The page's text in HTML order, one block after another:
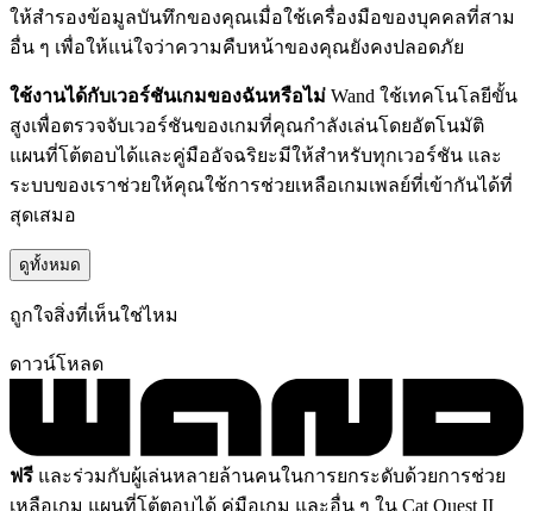
ให้สำรองข้อมูลบันทึกของคุณเมื่อใช้เครื่องมือของบุคคลที่สาม
อื่น ๆ เพื่อให้แน่ใจว่าความคืบหน้าของคุณยังคงปลอดภัย
ใช้งานได้กับเวอร์ชันเกมของฉันหรือไม่ Wand ใช้เทคโนโลยีขั้น
สูงเพื่อตรวจจับเวอร์ชันของเกมที่คุณกำลังเล่นโดยอัตโนมัติ
แผนที่โต้ตอบได้และคู่มืออัจฉริยะมีให้สำหรับทุกเวอร์ชัน และ
ระบบของเราช่วยให้คุณใช้การช่วยเหลือเกมเพลย์ที่เข้ากันได้ที่
สุดเสมอ
ดูทั้งหมด
ถูกใจสิ่งที่เห็นใช่ไหม
ดาวน์โหลด
ฟรี และร่วมกับผู้เล่นหลายล้านคนในการยกระดับด้วยการช่วย
เหลือเกม แผนที่โต้ตอบได้ คู่มือเกม และอื่น ๆ ใน Cat Quest II